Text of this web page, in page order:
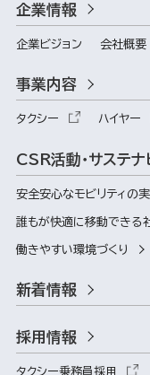
企業情報
企業ビジョン 会社概要
事業内容
タクシー ハイヤー
CSR活動・サステナ
安全安心なモビリティの
誰もが快適に移動できる
働きやすい環境づくり
新着情報
採用情報
タクシー乗務員採用